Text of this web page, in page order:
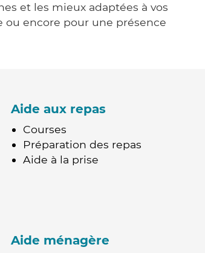
et les mieux adaptées à vos
ou encore pour une présence
Aide aux repas
Courses
Préparation des repas
Aide à la prise
Aide ménagère